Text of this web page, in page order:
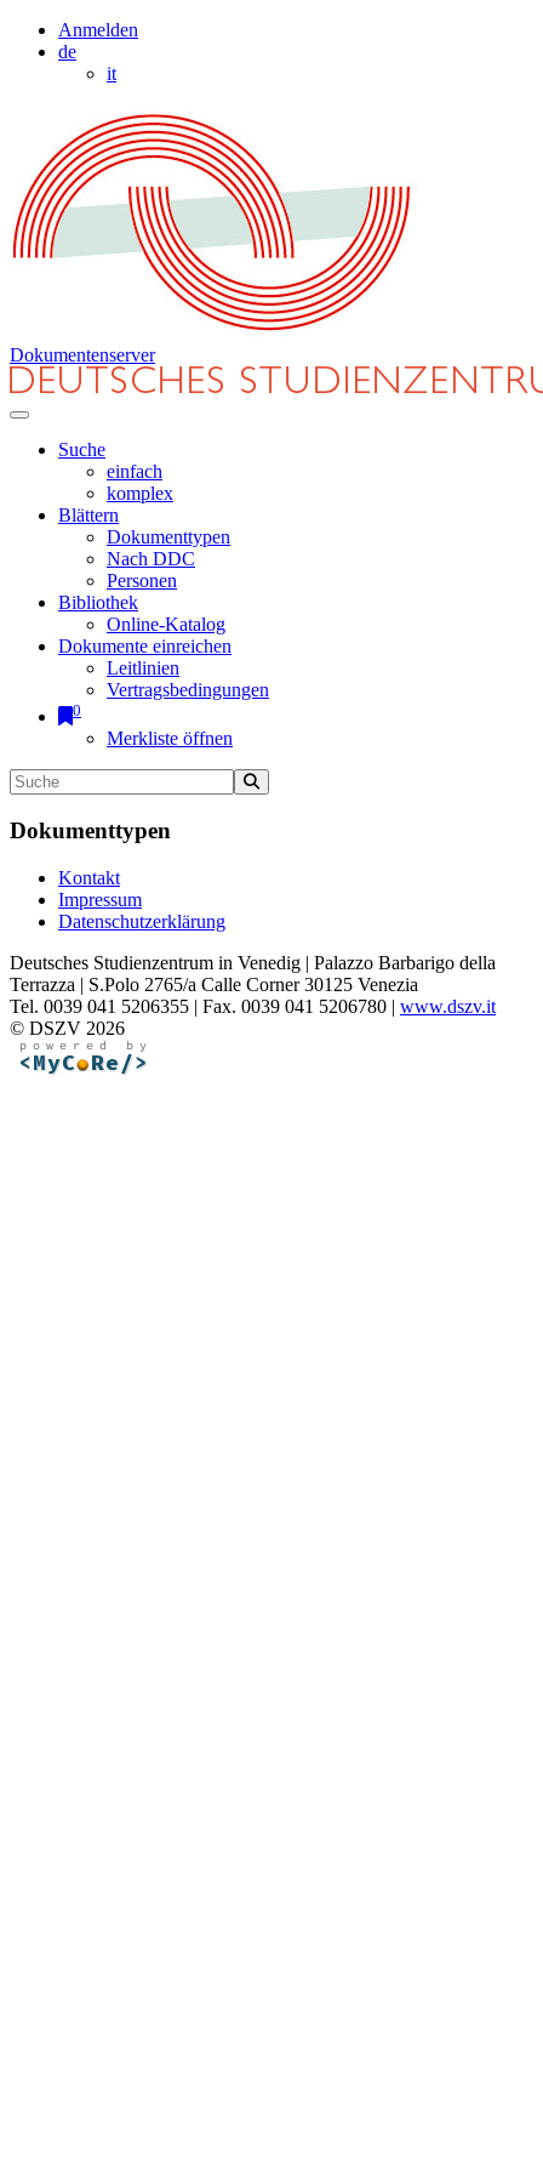
Anmelden
de
it
Dokumentenserver
Suche
einfach
komplex
Blättern
Dokumenttypen
Nach DDC
Personen
Bibliothek
Online-Katalog
Dokumente einreichen
Leitlinien
Vertragsbedingungen
0
Merkliste öffnen
Dokumenttypen
Kontakt
Impressum
Datenschutzerklärung
Deutsches Studienzentrum in Venedig | Palazzo Barbarigo della
Terrazza | S.Polo 2765/a Calle Corner 30125 Venezia
Tel. 0039 041 5206355 | Fax. 0039 041 5206780 | www.dszv.it
© DSZV 2026